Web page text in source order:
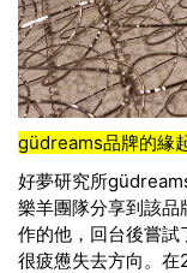
güdreams品牌的緣
好夢研究所
樂羊團隊分享到該品
作的他，回台後嘗試
很疲憊失去方向。